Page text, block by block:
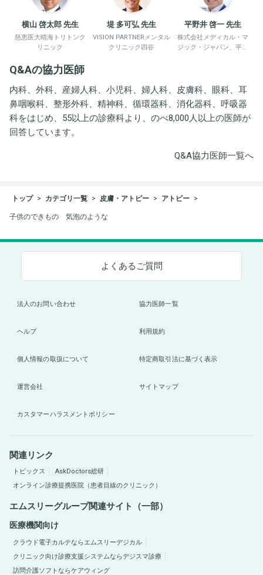
横山 啓太郎 先生
慈恵医大晴海トリトンク
リニック
堤 多可弘 先生
VISION PARTNERメンタル
クリニック四谷
平野井 啓一 先生
株式会社メディカル・マ
ジック・ジャパン、平野
Q&Aの協力医師
内科、外科、産婦人科、小児科、婦人科、皮膚科、眼科、耳
鼻咽喉科、整形外科、精神科、循環器科、消化器科、呼吸器
科をはじめ、55以上の診療科より、のべ8,000人以上の医師が
回答しています。
Q&A協力医師一覧へ
トップ カテゴリ一覧 皮膚・アトピー アトピー
子供のできもの 気泡のような
よくあるご質問
法人のお問い合わせ 協力医師一覧
ヘルプ 利用規約
個人情報の取扱について 特定商取引法に基づく表示
運営会社 サイトマップ
カスタマーハラスメントポリシー
関連リンク
トピックス
AskDoctors総研
オンライン診療提携医院（患者目線のクリニック）
エムスリーグループ関連サイト（一部）
医療機関向け
クラウド電子カルテならエムスリーデジカル
クリニック向け診療支援システムならデジスマ診療
訪問介護ソフトならケアウィング